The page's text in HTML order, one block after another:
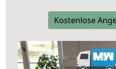
Kostenlose